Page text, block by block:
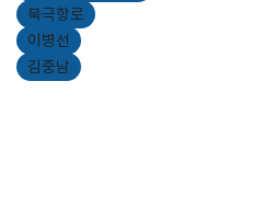
북극항로
이병선
김중남